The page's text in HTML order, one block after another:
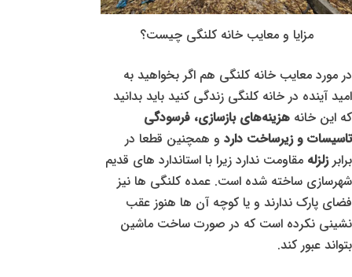
مزایا و معایب خانه کلنگی چیست؟
در مورد معایب خانه کلنگی هم اگر بخواهید به
امید آینده در خانه کلنگی زندگی کنید باید بدانید
که این خانه هزینه‌های بازسازی، فرسودگی
تاسیسات و زیرساخت دارد و همچنین قطعا در
برابرزلزله مقاومت ندارد زیرا با استاندارد های قدیم
شهرسازی ساخته شده است. عمده کلنگی ها نیز
فضای پارک ندارند و یا کوچه آن ها هنوز عقب
نشینی نکرده است که در صورت ساخت ماشین
بتواند عبور کند.